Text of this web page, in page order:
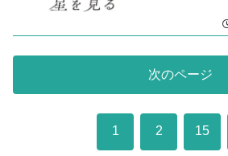
次のページ
1 2 15